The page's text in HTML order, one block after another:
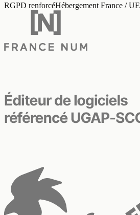
RGPD renforcéHébergement France / UE